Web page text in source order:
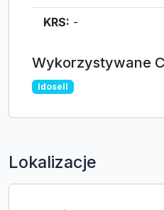
KRS: -
Wykorzystywane
Idosell
Lokalizacje